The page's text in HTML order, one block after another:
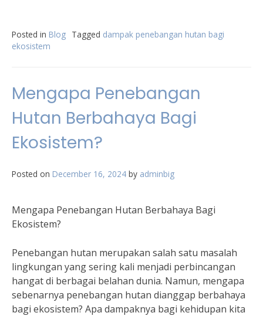
Posted in Blog Tagged dampak penebangan hutan bagi
ekosistem
Mengapa Penebangan
Hutan Berbahaya Bagi
Ekosistem?
Posted on December 16, 2024 by adminbig
Mengapa Penebangan Hutan Berbahaya Bagi
Ekosistem?
Penebangan hutan merupakan salah satu masalah
lingkungan yang sering kali menjadi perbincangan
hangat di berbagai belahan dunia. Namun, mengapa
sebenarnya penebangan hutan dianggap berbahaya
bagi ekosistem? Apa dampaknya bagi kehidupan kita